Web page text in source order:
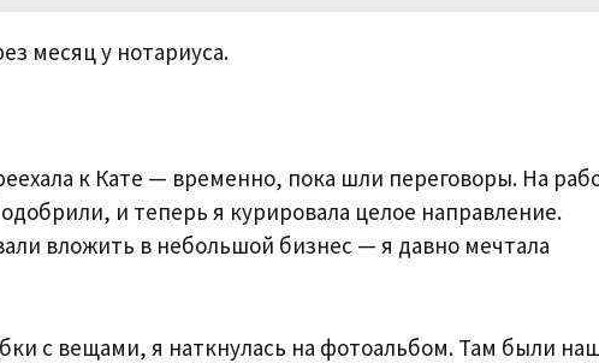
месяц у нотариуса.
к Кате — временно, пока шли переговоры. На
и теперь я курировала целое направление.
вложить в небольшой бизнес — я давно мечтала
с вещами, я наткнулась на фотоальбом. Там были